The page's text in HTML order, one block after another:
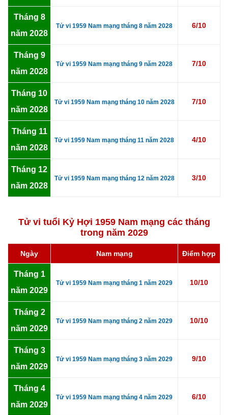
Tháng 8
năm 2028
Tử vi 1959 Nam mạng tháng 8 năm 2028 6/10
Tháng 9
năm 2028
Tử vi 1959 Nam mạng tháng 9 năm 2028 7/10
Tháng 10
năm 2028
Tử vi 1959 Nam mạng tháng 10 năm 2028 7/10
Tháng 11
năm 2028
Tử vi 1959 Nam mạng tháng 11 năm 2028 4/10
Tháng 12
năm 2028
Tử vi 1959 Nam mạng tháng 12 năm 2028 3/10
Tử vi tuổi Kỷ Hợi 1959 Nam mạng các tháng
trong năm 2029
Ngày Nam mạng Điểm hợp
Tháng 1
năm 2029
Tử vi 1959 Nam mạng tháng 1 năm 2029 10/10
Tháng 2
năm 2029
Tử vi 1959 Nam mạng tháng 2 năm 2029 10/10
Tháng 3
năm 2029
Tử vi 1959 Nam mạng tháng 3 năm 2029 9/10
Tháng 4
năm 2029
Tử vi 1959 Nam mạng tháng 4 năm 2029 6/10